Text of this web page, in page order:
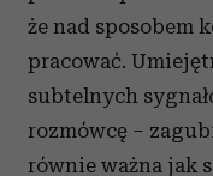
że nad sposobem
pracować.
subtelnych
rozmówcę –
równie ważna jak